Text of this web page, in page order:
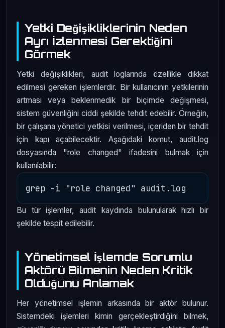
Yetki Değişikliklerinin Neden
Ayrı İzlenmesi Gerektiğini
Görmek
Yetki değişiklikleri, audit loglarında özellikle dikkat
edilmesi gereken işlemlerdir. Bir kullanıcının yetkilerinin
artması veya beklenmedik bir biçimde değişmesi,
sistem güvenliğini ciddi şekilde tehdit edebilir. Örneğin,
bir çalışana yönetici yetkisi verilmesi, içeriden bir tehdit
için kapı açabilecektir. Aşağıdaki komut, audit.log
dosyasında "role changed" ifadesini bulmak için
kullanılabilir:
Bu tür işlemler, audit kaydında bulunularak hızlı bir
şekilde tespit edilebilir.
Yönetimsel İşlemde Sorumlu
Aktörü Bilmenin Neden Kritik
Olduğunu Anlamak
Her yönetimsel işlemin arkasında bir aktör bulunur.
Sistemdeki işlemleri kimin gerçekleştirdiğini bilmek,